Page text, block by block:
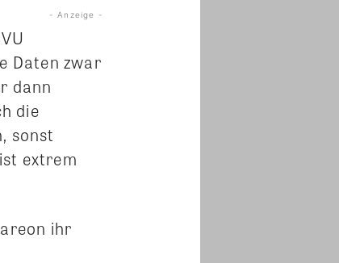
- Anzeige -
Daten zwar
dann
die
sonst
extrem
ihr